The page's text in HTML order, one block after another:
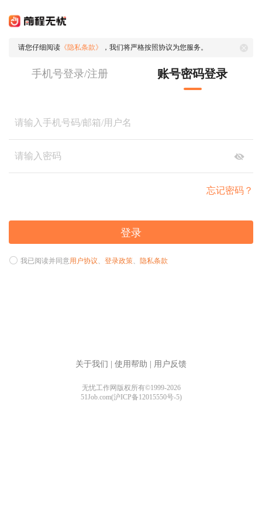
请您仔细阅读 《隐私条款》 ，我们将严格按照协议为您服务。
手机号登录/注册 账号密码登录
忘记密码？
登录
我已阅读并同意用户协议、 登录政策、 隐私条款
关于我们 使用帮助 用户反馈
无忧工作网版权所有©1999-2026
51Job.com(沪ICP备12015550号-5)